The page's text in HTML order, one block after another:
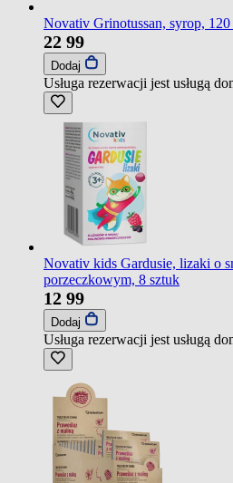
Novativ Grinotussan, syrop, 120
22 99
Dodaj
Usługa rezerwacji jest usługą
Novativ kids Gardusie, lizaki o
porzeczkowym, 8 sztuk
12 99
Dodaj
Usługa rezerwacji jest usługą